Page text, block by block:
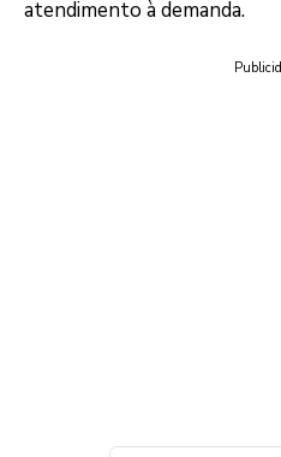
atendimento à demanda.